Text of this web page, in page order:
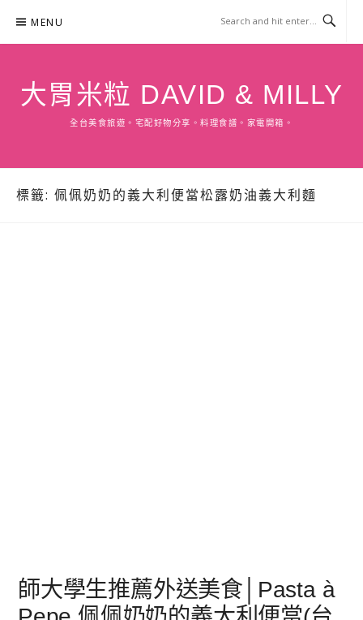
content
MENU
大胃米粒 DAVID & MILLY
全台美食旅遊。宅配好物分享。料理食譜。家電開箱。
標籤: 佩佩奶奶的義大利便當松露奶油義大利麵
師大學生推薦外送美食│Pasta à